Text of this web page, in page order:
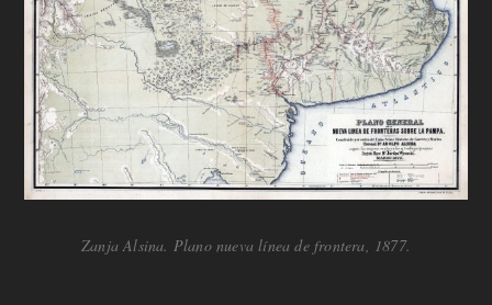
C
a
f
e
c
i
Zanja Alsina. Plano nueva línea de frontera, 1877.